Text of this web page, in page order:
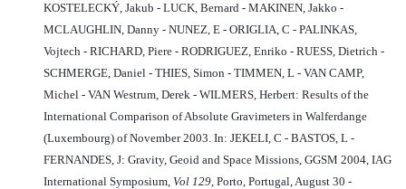
KOSTELECKÝ, Jakub - LUCK, Bernard - MAKINEN, Jakko -
MCLAUGHLIN, Danny - NUNEZ, E - ORIGLIA, C - PALINKAS,
Vojtech - RICHARD, Piere - RODRIGUEZ, Enriko - RUESS, Dietrich -
SCHMERGE, Daniel - THIES, Simon - TIMMEN, L - VAN CAMP,
Michel - VAN Westrum, Derek - WILMERS, Herbert: Results of the
International Comparison of Absolute Gravimeters in Walferdange
(Luxembourg) of November 2003. In: JEKELI, C - BASTOS, L -
FERNANDES, J: Gravity, Geoid and Space Missions, GGSM 2004, IAG
International Symposium, Vol 129, Porto, Portugal, August 30 -